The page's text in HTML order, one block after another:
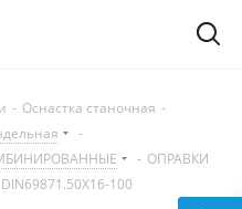
- Оснастка станочная -
-
- ОПРАВКИ
100